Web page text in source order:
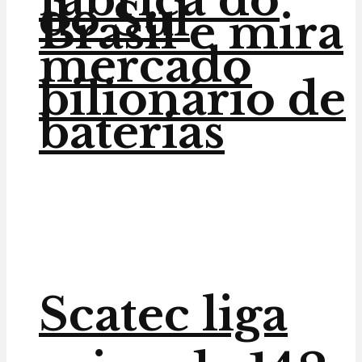
Brasil e mira
mercado
bilionário de
baterias
do Sul
Scatec liga